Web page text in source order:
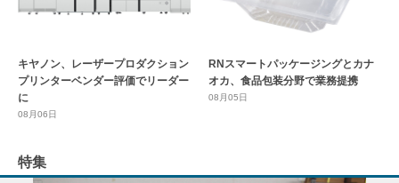
キヤノン、レーザープロダクション
プリンターベンダー評価でリーダー
に
08月06日
RNスマートパッケージングとカナ
オカ、食品包装分野で業務提携
08月05日
特集